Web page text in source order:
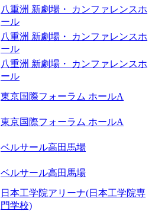
八重洲 新劇場・ カンファレンスホ
ール
八重洲 新劇場・ カンファレンスホ
ール
八重洲 新劇場・ カンファレンスホ
ール
東京国際フォーラム ホールA
東京国際フォーラム ホールA
ベルサール高田馬場
ベルサール高田馬場
日本工学院アリーナ(日本工学院専
門学校)